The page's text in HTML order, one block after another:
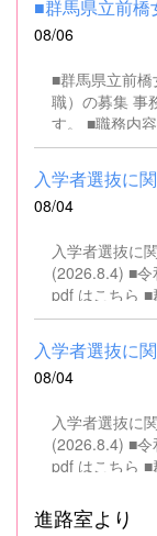
08/06
■群馬県立前
職）の募集 事務補助を行う会計年度任用職員を募集しま
す。 ■職務内容 事務補助職に従事していただきます。
SSH（スーパ
ソコンでの文
対応、書類の整理
名 ■募集対象 以下の条件を満たしている方 基本的なパソコ
する方は、応募
方公務員法第
る人） ・禁錮以上の刑に処せられ、その執行を終わるまで
又は執行を受ける
して懲戒免職
しない者 ・人事委員会又は公平委員会の委員の職にあっ
て、地方公務
政府を暴力で
結成し、又はこれに加入
法の規定によ
08/04
入学者選抜に
(2026.8.4) ■令
pdf はこちら
するページは
08/04
入学者選抜に
(2026.8.4) ■令
pdf はこちら
進路室より